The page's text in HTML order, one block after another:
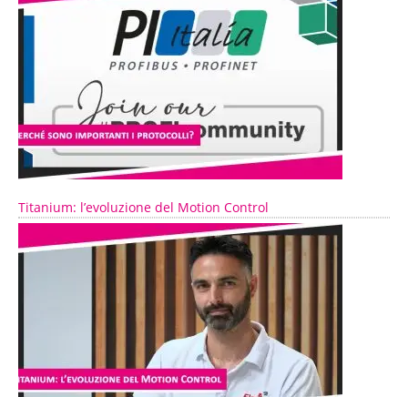
Titanium: l’evoluzione del Motion Control